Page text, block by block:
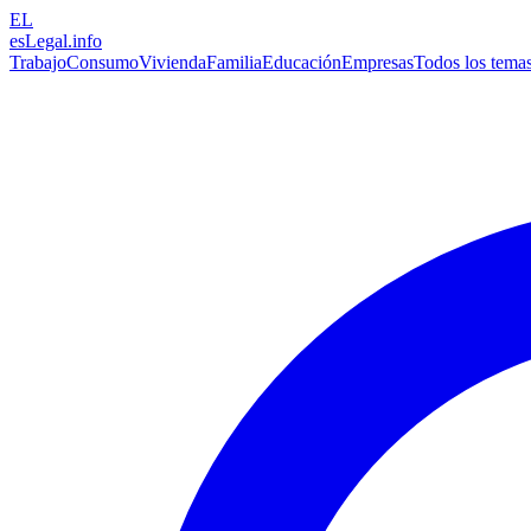
EL
esLegal.info
TrabajoConsumoViviendaFamiliaEducaciónEmpresasTodos los